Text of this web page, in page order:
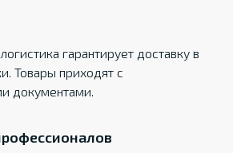
гарантирует доставку в
Товары приходят с
документами.